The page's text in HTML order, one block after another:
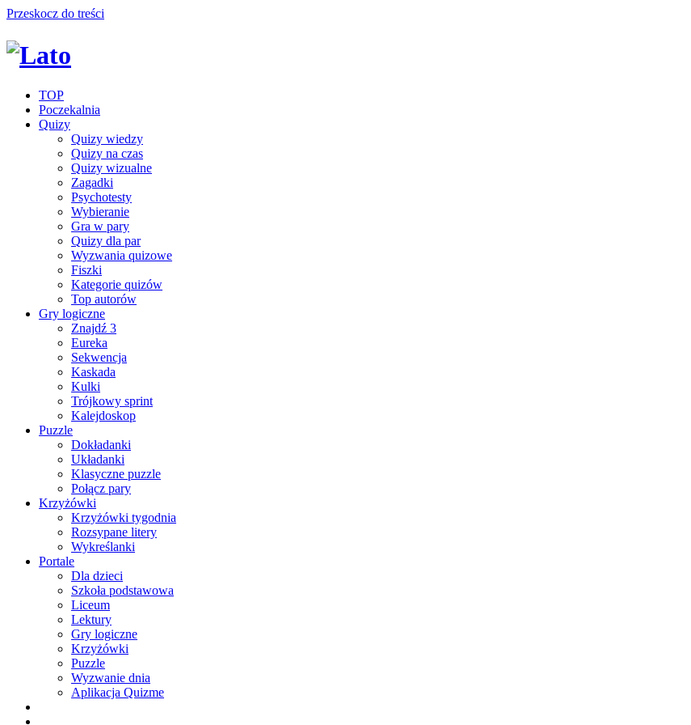
Przeskocz do treści
TOP
Poczekalnia
Quizy
Quizy wiedzy
Quizy na czas
Quizy wizualne
Zagadki
Psychotesty
Wybieranie
Gra w pary
Quizy dla par
Wyzwania quizowe
Fiszki
Kategorie quizów
Top autorów
Gry logiczne
Znajdź 3
Eureka
Sekwencja
Kaskada
Kulki
Trójkowy sprint
Kalejdoskop
Puzzle
Dokładanki
Układanki
Klasyczne puzzle
Połącz pary
Krzyżówki
Krzyżówki tygodnia
Rozsypane litery
Wykreślanki
Portale
Dla dzieci
Szkoła podstawowa
Liceum
Lektury
Gry logiczne
Krzyżówki
Puzzle
Wyzwanie dnia
Aplikacja Quizme